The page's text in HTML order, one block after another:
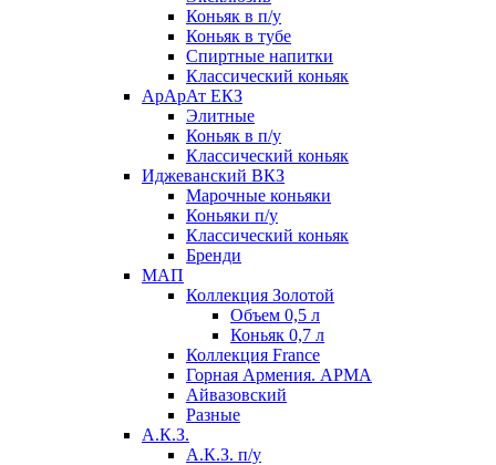
Коньяк в п/у
Коньяк в тубе
Спиртные напитки
Классический коньяк
АрАрАт ЕКЗ
Элитные
Коньяк в п/у
Классический коньяк
Иджеванский ВКЗ
Марочные коньяки
Коньяки п/у
Классический коньяк
Бренди
МАП
Коллекция Золотой
Объем 0,5 л
Коньяк 0,7 л
Коллекция France
Горная Армения. АРМА
Айвазовский
Разные
А.К.З.
А.К.З. п/у